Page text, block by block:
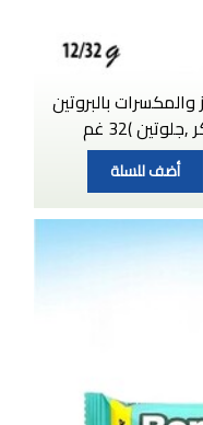
بالبروتين
أضف للسلة